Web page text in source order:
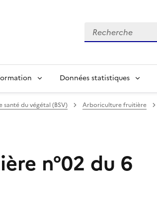
Recherche
Données statistiques
santé du végétal (BSV) Arboriculture fruitière
n°02 du 6